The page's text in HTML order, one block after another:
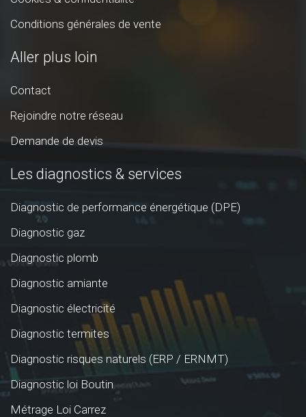
Conditions générales de vente
Aller plus loin
Contact
Rejoindre notre réseau
Demande de devis
Les diagnostics & services
Diagnostic de performance énergétique (DPE)
Diagnostic gaz
Diagnostic plomb
Diagnostic amiante
Diagnostic électricité
Diagnostic termites
Diagnostic risques naturels (ERP / ERNMT)
Diagnostic loi Boutin
Métrage Loi Carrez